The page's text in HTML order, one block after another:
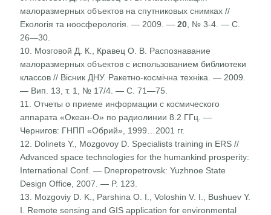
малоразмерных объектов на спутниковых снимках //
Екологія та ноосферологія. — 2009. —20 , № 3-4. — С.
26—30.
10. Мозговой Д. К., Кравец О. В. Распознавание
малоразмерных объектов с использованием библиотеки
классов // Вісник ДНУ. Ракетно-космічна техніка. — 2009.
— Вип. 13, т. 1, № 17/4. — С. 71—75.
11. Отчеты о приеме информации с космического
аппарата «Океан-О» по радиолинии 8.2 ГГц. —
Чернигов: ГНПП «Обрий», 1999…2001 гг.
12. Dolinets Y., Mozgovoy D. Specialists training in ERS //
Advanced space technologies for the humankind prosperity:
International Conf. — Dnepropetrovsk: Yuzhnoe State
Design Office, 2007. — P. 123.
13. Mozgoviy D. K., Parshina O. I., Voloshin V. I., Bushuev Y.
I. Remote sensing and GIS application for environmental